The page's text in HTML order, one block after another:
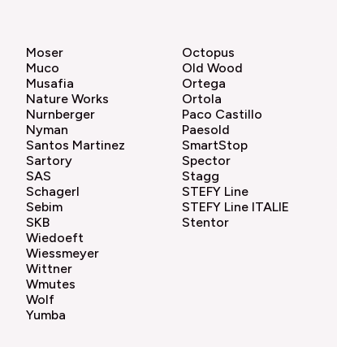
Moser
Muco
Musafia
Nature Works
Nurnberger
Nyman
Octopus
Old Wood
Ortega
Ortola
Paco Castillo
Paesold
Santos Martinez
Sartory
SAS
Schagerl
Sebim
SKB
SmartStop
Spector
Stagg
STEFY Line
STEFY Line ITALIE
Stentor
Wiedoeft
Wiessmeyer
Wittner
Wmutes
Wolf
Yumba